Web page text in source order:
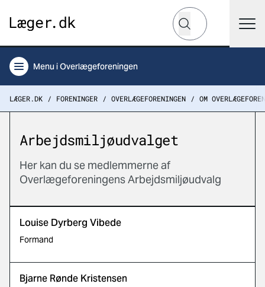
Hvad leder du efter?
Søg
Menu i Overlægeforeningen
LÆGER.DK FORENINGER OVERLÆGEFORENINGEN OM
Arbejdsmiljøudvalget
Her kan du se medlemmerne af
Overlægeforeningens Arbejdsmiljøudvalg
Louise Dyrberg Vibede
Formand
Bjarne Rønde Kristensen